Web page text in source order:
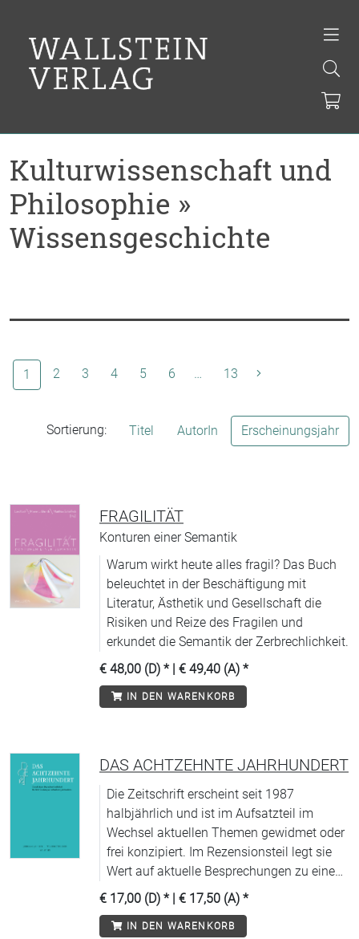
Kulturwissenschaft und
Philosophie »
Wissensgeschichte
1 (aktuelle Seite)
2 3 4 5 6 … 13
Sortierung: Titel AutorIn Erscheinungsjahr
FRAGILITÄT
Konturen einer Semantik
Warum wirkt heute alles fragil? Das Buch
beleuchtet in der Beschäftigung mit
Literatur, Ästhetik und Gesellschaft die
Risiken und Reize des Fragilen und
erkundet die Semantik der Zerbrechlichkeit.
€ 48,00 (D) * | € 49,40 (A) *
IN DEN WARENKORB
DAS ACHTZEHNTE JAHRHUNDERT
Die Zeitschrift erscheint seit 1987
halbjährlich und ist im Aufsatzteil im
Wechsel aktuellen Themen gewidmet oder
frei konzipiert. Im Rezensionsteil legt sie
Wert auf aktuelle Besprechungen zu einem
weit gefächerten Spektrum von thematisch
repräsentativen und methodologisch
aufschlussreichen Fachpublikationen.
€ 17,00 (D) * | € 17,50 (A) *
IN DEN WARENKORB